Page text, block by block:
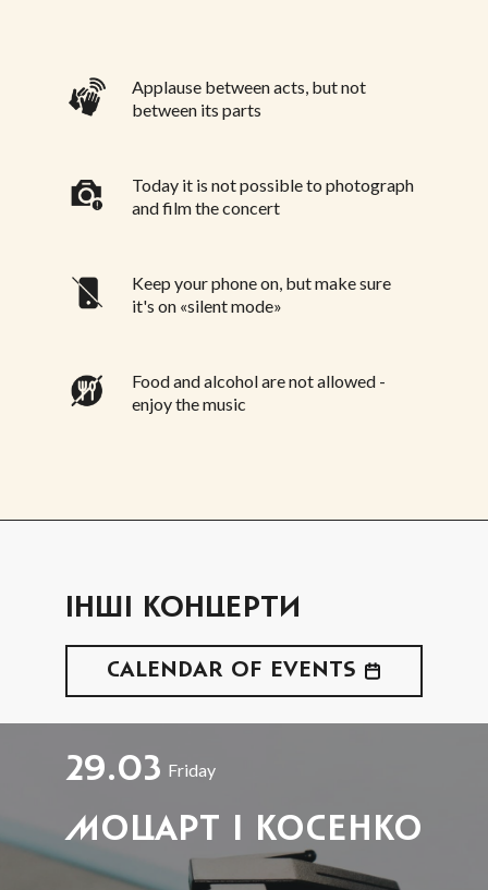
Applause between acts, but not
between its parts
Today it is not possible to photograph
and film the concert
Keep your phone on, but make sure
it's on «silent mode»
Food and alcohol are not allowed -
enjoy the music
ІНШІ КОНЦЕРТИ
CALENDAR OF EVENTS
29.03 Friday
МОЦАРТ І КОСЕНКО